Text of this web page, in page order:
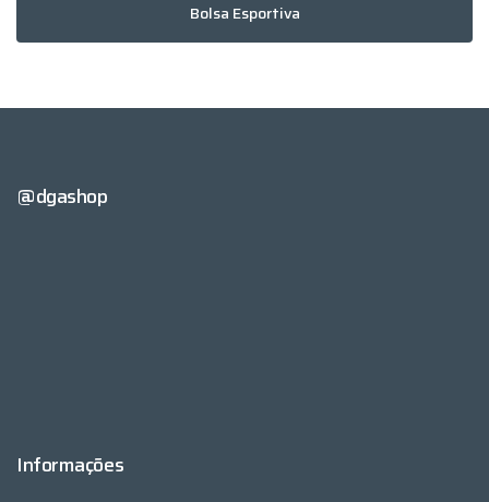
Bolsa Esportiva
Informações
@dgashop